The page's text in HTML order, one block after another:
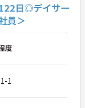
日◎デイサー
員＞
度
1